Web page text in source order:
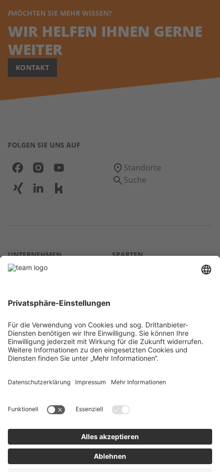
MÖCHTEN SIE MEHR WISSEN?
WIR HELFEN IHNEN GERNE
WEITER
KONTAKT
FOLGEN SIE UNS AUF
Standorte
Suche
UNTERNEHMEN
Über uns
Karriere
Kontakt
SPARTEN
RECHTLICHES
Lieferkette
Barrierefreiheitserklärung
Code of Conduct